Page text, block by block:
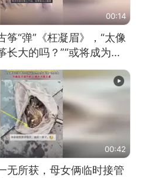
00:14
筝“弹”《枉凝眉》，“太像
长大的吗？”“或将成为首
的选手。”（来源：新华每
00:42
无所获，母女俩临时接管